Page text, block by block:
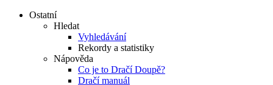
Ostatní
Hledat
Vyhledávání
Rekordy a statistiky
Nápověda
Co je to Dračí Doupě?
Dračí manuál